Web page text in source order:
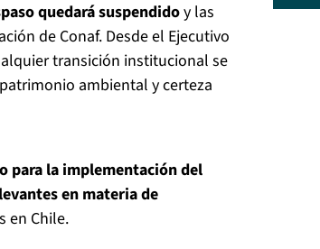
quedará suspendidoy las
de Conaf. Desde el Ejecutivo
transición institucional se
ambiental y certeza
para la implementación del
en materia de
en Chile.